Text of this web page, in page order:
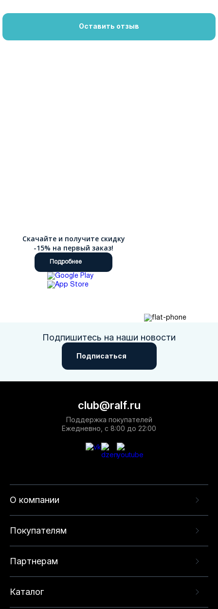
Оставить отзыв
Скачайте и получите скидку
-15% на первый заказ!
Подробнее
Подпишитесь на наши новости
Подписаться
О компании
Покупателям
Партнерам
Каталог
club@ralf.ru
Поддержка покупателей
Ежедневно, с 8:00 до 22:00